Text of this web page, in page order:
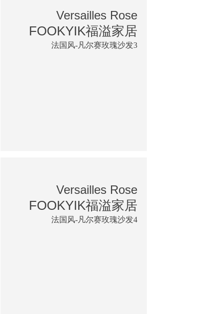
Versailles Rose
FOOKYIK福溢家居
法国风-凡尔赛玫瑰沙发3
Versailles Rose
FOOKYIK福溢家居
法国风-凡尔赛玫瑰沙发4